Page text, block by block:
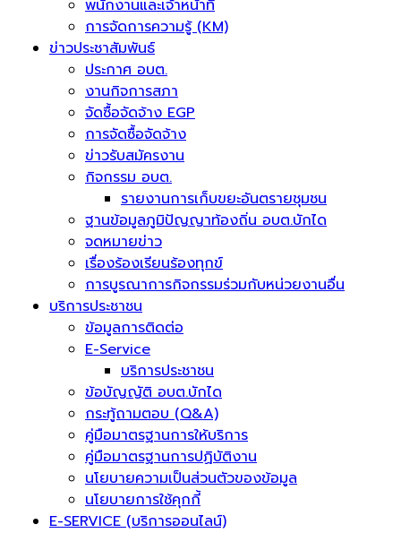
พนักงานและเจ้าหน้าที่
การจัดการความรู้ (KM)
ข่าวประชาสัมพันธ์
ประกาศ อบต.
งานกิจการสภา
จัดซื้อจัดจ้าง EGP
การจัดซื้อจัดจ้าง
ข่าวรับสมัครงาน
กิจกรรม อบต.
รายงานการเก็บขยะอันตรายชุมชน
ฐานข้อมูลภูมิปัญญาท้องถิ่น อบต.บักได
จดหมายข่าว
เรื่องร้องเรียนร้องทุกข์
การบูรณาการกิจกรรมร่วมกับหน่วยงานอื่น
บริการประชาชน
ข้อมูลการติดต่อ
E-Service
บริการประชาชน
ข้อบัญญัติ อบต.บักได
กระทู้ถามตอบ (Q&A)
คู่มือมาตรฐานการให้บริการ
คู่มือมาตรฐานการปฏิบัติงาน
นโยบายความเป็นส่วนตัวของข้อมูล
นโยบายการใช้คุกกี้
E-SERVICE (บริการออนไลน์)